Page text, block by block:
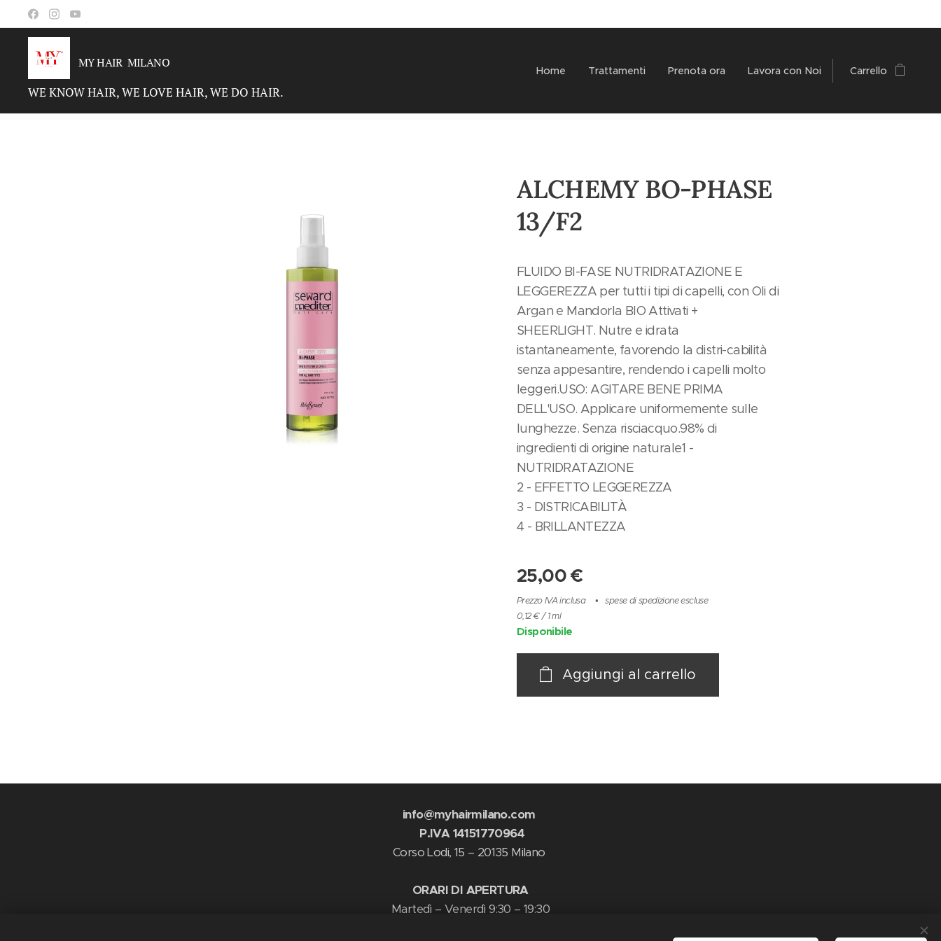
MY HAIR MILANO
WE KNOW HAIR, WE LOVE HAIR, WE DO HAIR.
Home Trattamenti Prenota ora Lavora con Noi Carrello
ALCHEMY BO-PHASE
13/F2
FLUIDO BI-FASE NUTRIDRATAZIONE E
LEGGEREZZA per tutti i tipi di capelli, con Oli di
Argan e Mandorla BIO Attivati +
SHEERLIGHT. Nutre e idrata
istantaneamente, favorendo la distri-cabilità
senza appesantire, rendendo i capelli molto
leggeri.USO: AGITARE BENE PRIMA
DELL'USO. Applicare uniformemente sulle
lunghezze. Senza risciacquo.98% di
ingredienti di origine naturale1 -
NUTRIDRATAZIONE
2 - EFFETTO LEGGEREZZA
3 - DISTRICABILITÀ
4 - BRILLANTEZZA
25,00€
Prezzo IVA inclusa
spese di spedizione escluse
0,12 € / 1 ml
Disponibile
Aggiungi al carrello
info@myhairmilano.com
P.IVA 14151770964
Corso Lodi, 15 – 20135 Milano
ORARI DI APERTURA
Martedì – Venerdì 9:30 – 19:30